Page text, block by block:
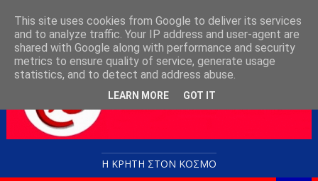
Η ΚΡΗΤΗ ΣΤΟN KOΣΜΟ
This site uses cookies from Google to deliver its services
and to analyze traffic. Your IP address and user-agent are
shared with Google along with performance and security
metrics to ensure quality of service, generate usage
statistics, and to detect and address abuse.
LEARN MORE GOT IT